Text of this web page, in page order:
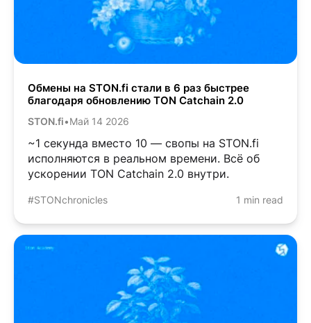
Обмены на STON.fi стали в 6 раз быстрее
благодаря обновлению TON Catchain 2.0
STON.fi•Май 14 2026
~1 секунда вместо 10 — свопы на STON.fi
исполняются в реальном времени. Всё об
ускорении TON Catchain 2.0 внутри.
#STONchronicles 1 min read